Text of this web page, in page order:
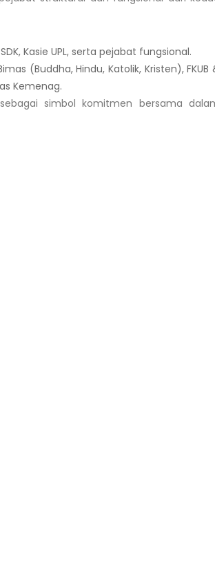
Kasie UPL, serta pejabat fungsional.
(Buddha, Hindu, Katolik, Kristen), FKUB
Kemenag.
simbol komitmen bersama